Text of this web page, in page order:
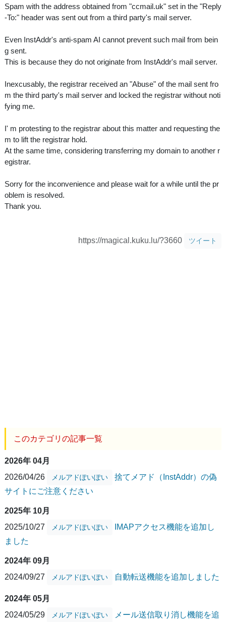
Spam with the address obtained from "ccmail.uk" set in the "Reply
-To:" header was sent out from a third party's mail server.
Even InstAddr's anti-spam AI cannot prevent such mail from bein
g sent.
This is because they do not originate from InstAddr's mail server.
Inexcusably, the registrar received an "Abuse" of the mail sent fro
m the third party's mail server and locked the registrar without noti
fying me.
I' m protesting to the registrar about this matter and requesting the
m to lift the registrar hold.
At the same time, considering transferring my domain to another r
egistrar.
Sorry for the inconvenience and please wait for a while until the pr
oblem is resolved.
Thank you.
https://magical.kuku.lu/?3660 ツイート
このカテゴリの記事一覧
2026年 04月
2026/04/26
メルアドぽいぽい
捨てメアド（InstAddr）の偽
サイトにご注意ください
2025年 10月
2025/10/27
メルアドぽいぽい
IMAPアクセス機能を追加し
ました
2024年 09月
2024/09/27
メルアドぽいぽい 自動転送機能を追加しました
2024年 05月
2024/05/29
メルアドぽいぽい メール送信取り消し機能を追